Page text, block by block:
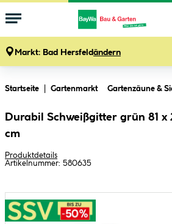
Markt: Bad Hersfeldändern
Startseite Gartenmarkt Gartenzäune &
Durabil Schweißgitter grün 81 x
cm
Produktdetails
Artikelnummer: 580635
Bildergalerie überspringen